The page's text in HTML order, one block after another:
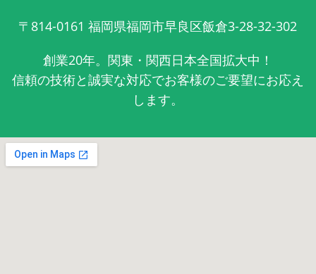
〒814-0161 福岡県福岡市早良区飯倉3-28-32-302
創業20年。関東・関西日本全国拡大中！
信頼の技術と誠実な対応でお客様のご要望にお応え
します。